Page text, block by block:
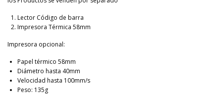
Lector Código de barra
Impresora Térmica 58mm
Impresora opcional:
Papel térmico 58mm
Diámetro hasta 40mm
Velocidad hasta 100mm/s
Peso: 135g